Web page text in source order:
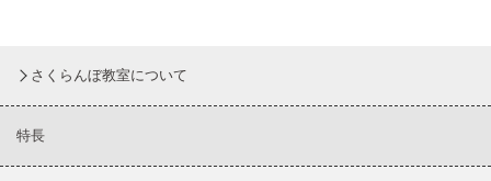
さくらんぼ教室について
特長